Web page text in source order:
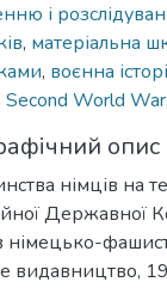
і
, матеріальна
, воєнна
Second World War,
опис
німців на
Державної
німецько-
видавництво,